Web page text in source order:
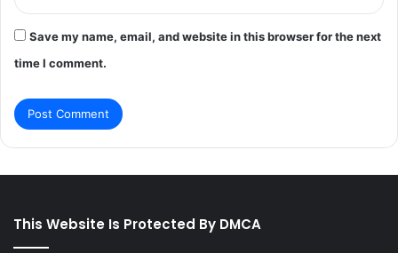
Save my name, email, and website in this browser for the next
time I comment.
This Website Is Protected By DMCA